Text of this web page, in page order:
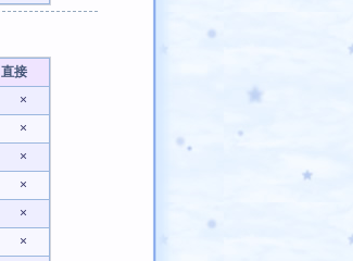
直接
×
×
×
×
×
×